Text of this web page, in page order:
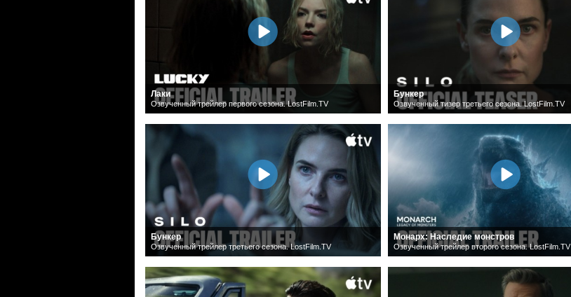
Лаки
Озвученный трейлер первого сезона. LostFilm.TV
Бункер
Озвученный трейлер третьего сезона. LostFilm.TV
Бункер
Озвученный тизер третьего сезона. LostFilm.TV
Монарх: Наследие монстров
Озвученный трейлер второго сезона. LostFilm.TV